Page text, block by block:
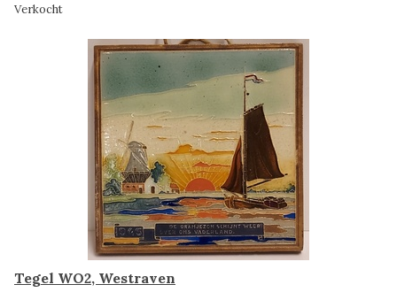
Verkocht
Tegel WO2, Westraven